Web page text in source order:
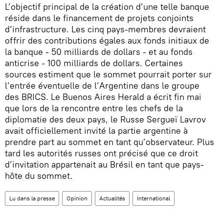
L’objectif principal de la création d’une telle banque
réside dans le financement de projets conjoints
d’infrastructure. Les cinq pays-membres devraient
offrir des contributions égales aux fonds initiaux de
la banque - 50 milliards de dollars - et au fonds
anticrise - 100 milliards de dollars. Certaines
sources estiment que le sommet pourrait porter sur
l’entrée éventuelle de l’Argentine dans le groupe
des BRICS. Le Buenos Aires Herald a écrit fin mai
que lors de la rencontre entre les chefs de la
diplomatie des deux pays, le Russe Sergueï Lavrov
avait officiellement invité la partie argentine à
prendre part au sommet en tant qu’observateur. Plus
tard les autorités russes ont précisé que ce droit
d’invitation appartenait au Brésil en tant que pays-
hôte du sommet.
Lu dans la presse Opinion Actualités International